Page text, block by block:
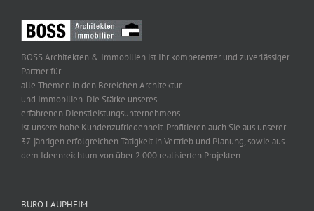
BOSS Architekten & Immobilien ist Ihr kompetenter und zuverlässiger
Partner für
alle Themen in den Bereichen Architektur
und Immobilien. Die Stärke unseres
erfahrenen Dienstleistungsunternehmens
ist unsere hohe Kundenzufriedenheit. Profitieren auch Sie aus unserer
37-jährigen erfolgreichen Tätigkeit in Vertrieb und Planung, sowie aus
dem Ideenreichtum von über 2.000 realisierten Projekten.
BÜRO LAUPHEIM